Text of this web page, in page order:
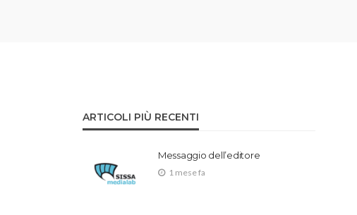
ARTICOLI PIÙ RECENTI
Messaggio dell’editore
1 mese fa